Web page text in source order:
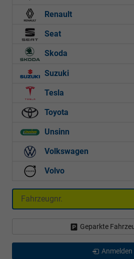
Renault
Seat
Skoda
Suzuki
Tesla
Toyota
Unsinn
Volkswagen
Volvo
Fahrzeugnr.
Geparkte
Anmelden